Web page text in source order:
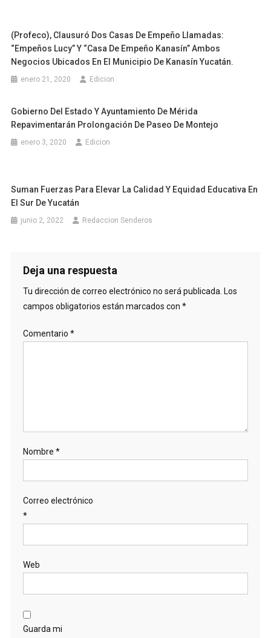
(Profeco), Clausuró Dos Casas De Empeño Llamadas:
“Empeños Lucy” Y “Casa De Empeño Kanasín” Ambos
Negocios Ubicados En El Municipio De Kanasín Yucatán.
enero 21, 2020 Edicion
Gobierno Del Estado Y Ayuntamiento De Mérida
Repavimentarán Prolongación De Paseo De Montejo
enero 3, 2020 Edicion
Suman Fuerzas Para Elevar La Calidad Y Equidad Educativa En
El Sur De Yucatán
junio 2, 2022 Redaccion Senderos
Deja una respuesta
Tu dirección de correo electrónico no será publicada. Los
campos obligatorios están marcados con *
Comentario *
Nombre *
Correo electrónico
*
Web
Guarda mi